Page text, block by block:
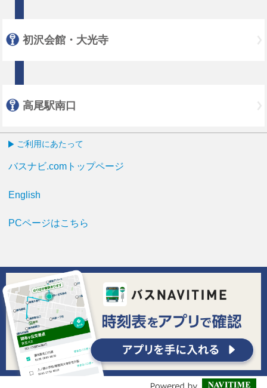
初沢会館・大光寺
高尾駅南口
ご利用にあたって
バスナビ.comトップページ
English
PCページはこちら